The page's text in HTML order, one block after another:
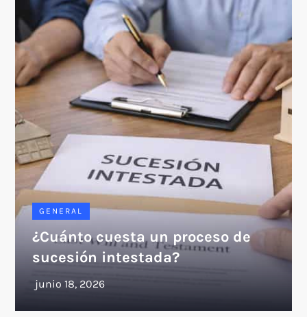
GENERAL
¿Cuánto cuesta un proceso de
sucesión intestada?